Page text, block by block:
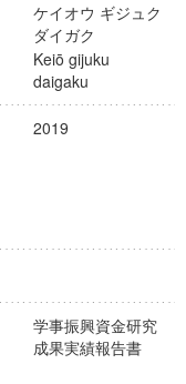
ケイオウ ギジュク
ダイガク
Keiō gijuku
daigaku
2019
学事振興資金研究
成果実績報告書